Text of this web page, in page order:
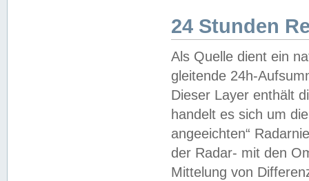
24 Stunden
Als Quelle dient ein
gleitende 24h-
Dieser Layer enthält
handelt es sich um
angeeichten“
der Radar- mit den
Mittelung von